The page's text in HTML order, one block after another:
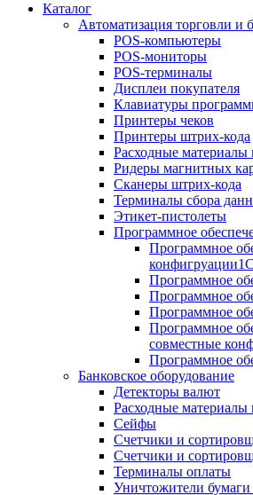
Каталог
Автоматизация торговли и
POS-компьютеры
POS-мониторы
POS-терминалы
Дисплеи покупателя
Клавиатуры
Принтеры чеков
Принтеры штрих-кода
Расходные
Ридеры магнитных
Сканеры штрих-кода
Терминалы сбора
Этикет-пистолеты
Программное
Программное
конфигруации1С
Программное
Программное
Программное
Программное
совместные
Программное
Банковское оборудование
Детекторы валют
Расходные
Сейфы
Счетчики и
Счетчики и
Терминалы оплаты
Уничтожители